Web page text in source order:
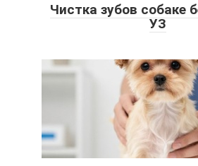
Чистка зубов собаке
УЗ